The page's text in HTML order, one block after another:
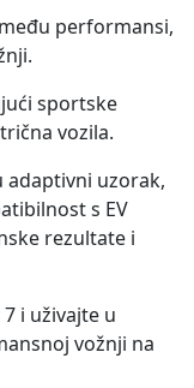
performansi,
sportske
vozila.
adaptivni uzorak,
s EV
rezultate i
i uživajte u
vožnji na